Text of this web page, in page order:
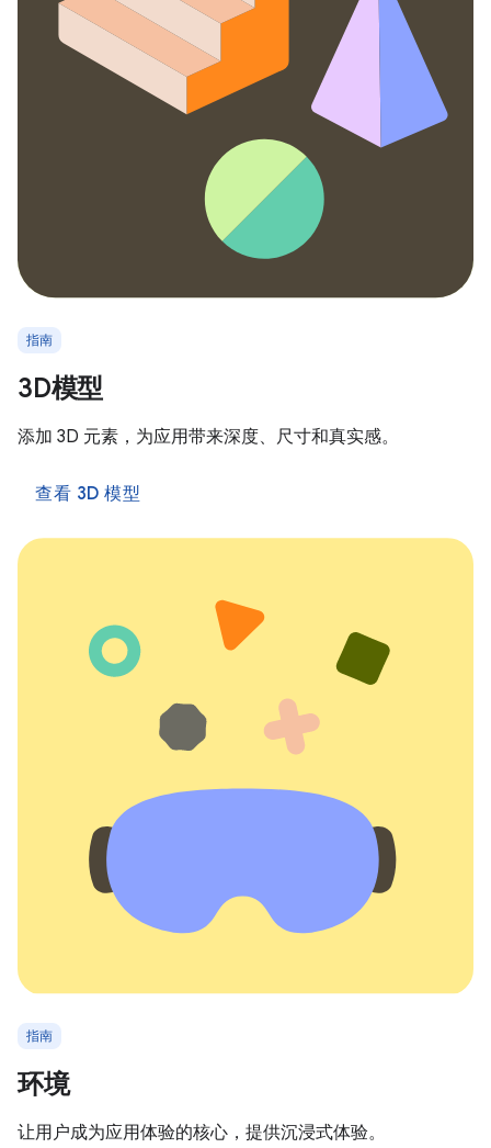
指南
3D模型
添加 3D 元素，为应用带来深度、尺寸和真实感。
查看 3D 模型
指南
环境
让用户成为应用体验的核心，提供沉浸式体验。